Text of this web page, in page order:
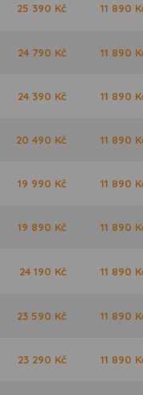
25 390 Kč 11 890
24 790 Kč 11 890
24 390 Kč 11 890
20 490 Kč 11 890
19 990 Kč 11 890
19 890 Kč 11 890
24 190 Kč 11 890
23 590 Kč 11 890
23 290 Kč 11 890